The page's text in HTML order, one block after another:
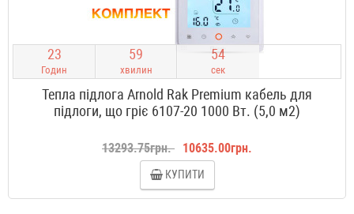
23
Годин
59
хвилин
53
сек
Тепла підлога Arnold Rak Premium кабель для
підлоги, що гріє 6107-20 1000 Вт. (5,0 м2)
13293.75грн. 10635.00грн.
КУПИТИ